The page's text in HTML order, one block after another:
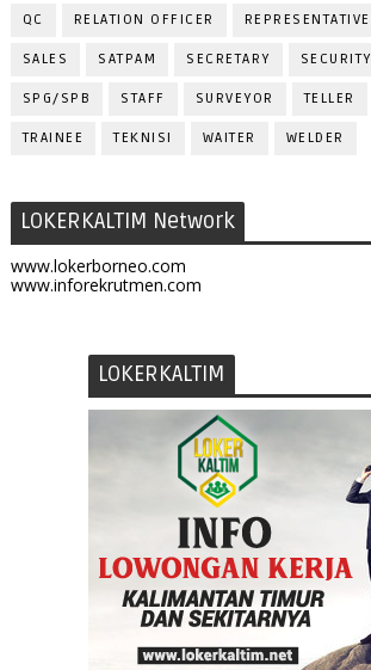
QC RELATION OFFICER REPRESENTATIVE
SALES SATPAM SECRETARY SECURITY
SPG/SPB STAFF SURVEYOR TELLER
TRAINEE TEKNISI WAITER WELDER
LOKERKALTIM Network
www.lokerborneo.com
www.inforekrutmen.com
LOKERKALTIM